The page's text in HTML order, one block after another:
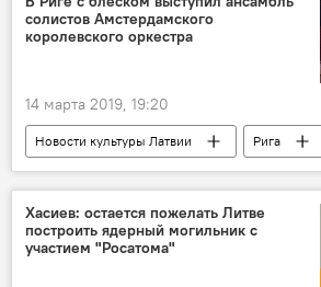
солистов Амстердамского
королевского оркестра
14 марта 2019, 19:20
Новости культуры Латвии
Рига
Латвия
Амстердам оркестр
Хасиев: остается пожелать Литве
построить ядерный могильник с
участием "Росатома"